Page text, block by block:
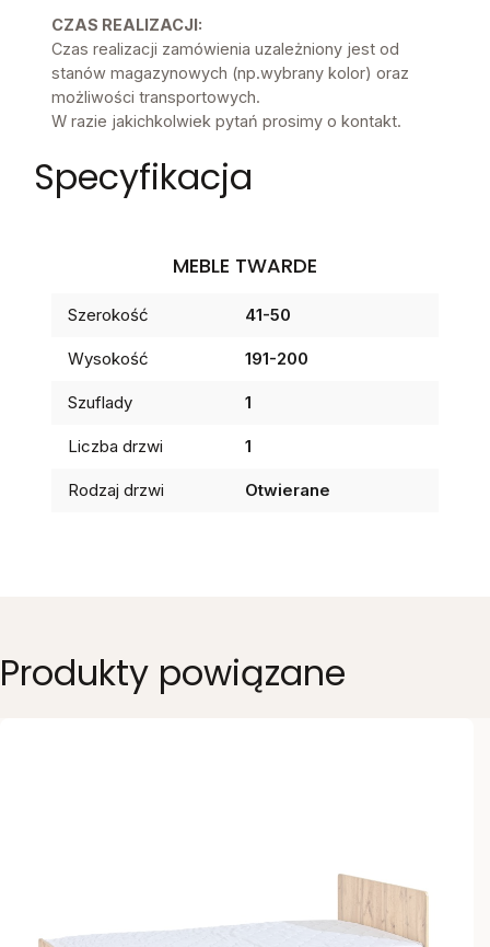
CZAS REALIZACJI:
Czas realizacji zamówienia uzależniony jest od
stanów magazynowych (np.wybrany kolor) oraz
możliwości transportowych.
W razie jakichkolwiek pytań prosimy o kontakt.
Specyfikacja
MEBLE TWARDE
Szerokość 41-50
Wysokość 191-200
Szuflady 1
Liczba drzwi 1
Rodzaj drzwi Otwierane
Produkty powiązane